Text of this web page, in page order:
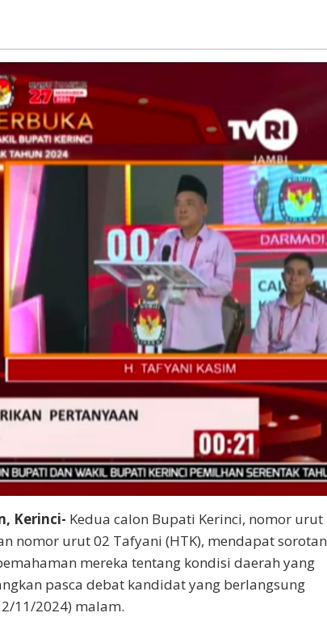
Kerinci- Kedua calon Bupati Kerinci, nomor urut
nomor urut 02 Tafyani (HTK), mendapat sorotan
mereka tentang kondisi daerah yang
pasca debat kandidat yang berlangsung
11/2024) malam.